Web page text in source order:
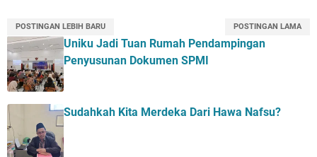
POSTINGAN LEBIH BARU POSTINGAN LAMA
Uniku Jadi Tuan Rumah Pendampingan
Penyusunan Dokumen SPMI
Sudahkah Kita Merdeka Dari Hawa Nafsu?